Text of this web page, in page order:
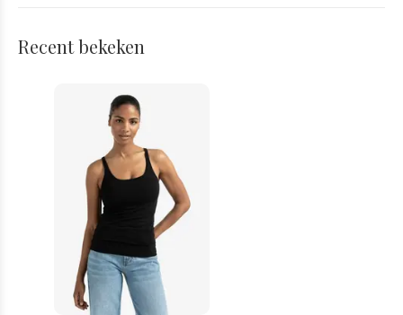
Recent bekeken